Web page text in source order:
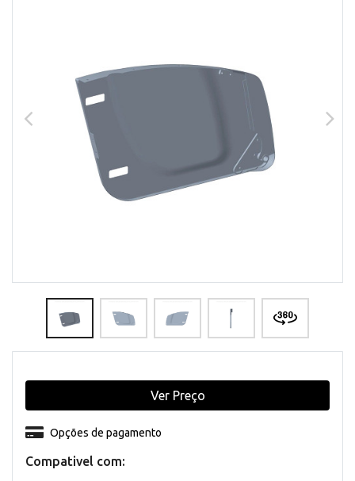
Compativel com:
Opções de pagamento
Ver Preço